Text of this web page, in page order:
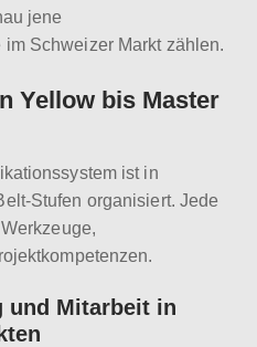
jene
Schweizer Markt zählen.
Yellow bis Master
ist in
Stufen organisiert. Jede
und Mitarbeit in